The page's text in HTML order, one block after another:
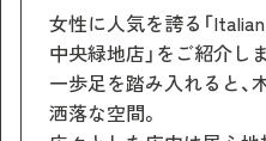
女性に人気を誇る「
中央緑地店」をご紹介し
一歩足を踏み入れると、
洒落な空間。